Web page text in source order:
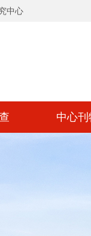
中心
中心刊